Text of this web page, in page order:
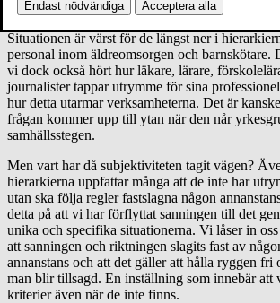
Situationen är värst för de längst ner i
Situationen är värst för de längst ner i
personal inom äldreomsorgen och barnskötare.
vi dock också hört hur läkare, lärare,
journalister tappar utrymme för sina
hur detta utarmar verksamheterna. Det är
frågan kommer upp till ytan när den når
samhällsstegen.
Men vart har då subjektiviteten tagit vägen?
hierarkierna uppfattar många att de inte har
utan ska följa regler fastslagna någon
detta på att vi har förflyttat sanningen till det
unika och specifika situationerna. Vi låser in
att sanningen och riktningen slagits fast av
annanstans och att det gäller att hålla ryggen fri
man blir tillsagd. En inställning som innebär att
kriterier även när de inte finns.
Endast nödvändiga Acceptera alla